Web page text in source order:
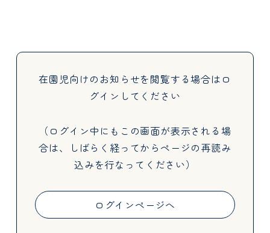
About
Activities
在園児向けのお知らせを閲覧する場合は ロ
グインしてください
（ログイン中にもこの画面が表示される場
合は、しばらく経ってからページの再読み
込みを行なってください）
ログインページへ